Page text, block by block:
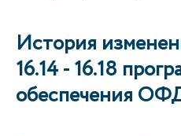
История
16.14 - 16.18
обеспечения